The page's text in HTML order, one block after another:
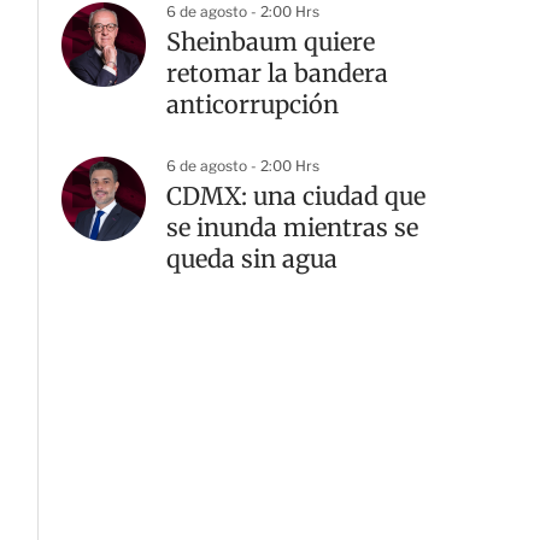
6 de agosto - 2:00 Hrs
Sheinbaum quiere
retomar la bandera
anticorrupción
6 de agosto - 2:00 Hrs
CDMX: una ciudad que
se inunda mientras se
queda sin agua